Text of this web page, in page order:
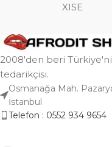
XISE
2008'den beri
tedarikçisi.
Osmanağa Mah.
İstanbul
Telefon : 0552 934 9654